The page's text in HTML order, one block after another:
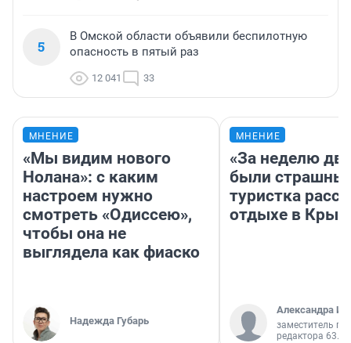
5
В Омской области объявили беспилотную
опасность в пятый раз
12 041 33
МНЕНИЕ
«Мы видим нового
Нолана»: с каким
настроем нужно
смотреть «Одиссею»,
чтобы она не
выглядела как фиаско
Надежда Губарь
МНЕНИЕ
«За неделю
были
туристка
отдыхе в
Александра
заместитель
редактора 63.RU